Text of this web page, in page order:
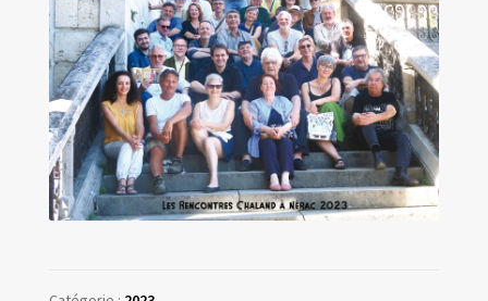
Hors les murs
Les amis d’Yves Chaland
LUDIBD